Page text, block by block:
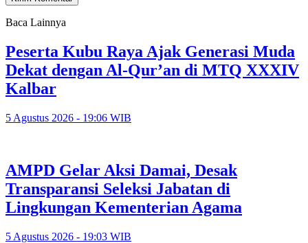
Baca Lainnya
Peserta Kubu Raya Ajak Generasi Muda
Dekat dengan Al-Qur’an di MTQ XXXIV
Kalbar
5 Agustus 2026 - 19:06 WIB
AMPD Gelar Aksi Damai, Desak
Transparansi Seleksi Jabatan di
Lingkungan Kementerian Agama
5 Agustus 2026 - 19:03 WIB